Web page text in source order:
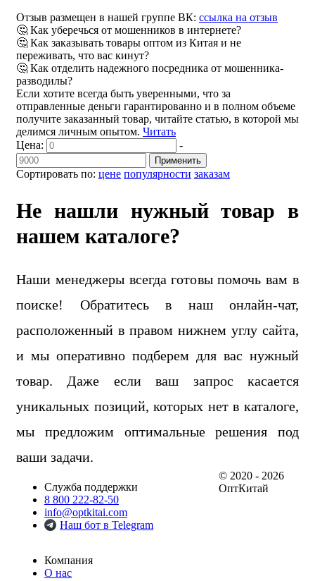
Отзыв размещен в нашей группе ВК: ссылка на отзыв
🤔 Как уберечься от мошенников в интернете?
🤔 Как заказывать товары оптом из Китая и не
переживать, что вас кинут?
🤔 Как отделить надежного посредника от мошенника-
разводилы?
Если хотите всегда быть уверенными, что за
отправленные деньги гарантированно и в полном объеме
получите заказанный товар, читайте статью, в которой мы
делимся личным опытом. Читать
Сортировать по: цене популярности заказам
Цена: -
Применить
Не нашли нужный товар в
нашем каталоге?
Наши менеджеры всегда готовы помочь вам в
поиске! Обратитесь в наш онлайн-чат,
расположенный в правом нижнем углу сайта,
и мы оперативно подберем для вас нужный
товар. Даже если ваш запрос касается
уникальных позиций, которых нет в каталоге,
мы предложим оптимальные решения под
ваши задачи.
Служба поддержки
8 800 222-82-50
info@optkitai.com
Наш бот в Telegram
Компания
О нас
© 2020 - 2026
ОптКитай